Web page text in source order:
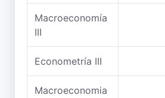
Macroeconomía
III
Econometría III
Macroeconomia